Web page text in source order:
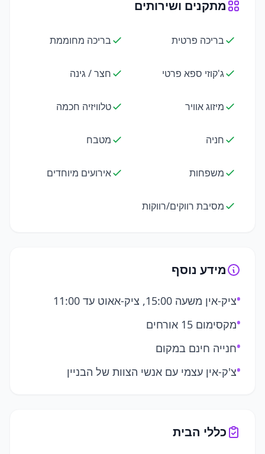
מתקנים ושירותים
בריכה פרטית בריכה מחוממת
ג'קוזי ספא פרטי חצר / גינה
מיזוג אוויר טלוויזיה חכמה
חניה מטבח
משפחות אירועים מיוחדים
מסיבת רווקים/רווקות
מידע נוסף
•ציק-אין משעה 15:00, ציק-אאוט עד 11:00
•מקסימום 15 אורחים
•חנייה חינם במקום
•צ'ק-אין עצמי עם אנשי הצוות של הבניין
כללי הבית